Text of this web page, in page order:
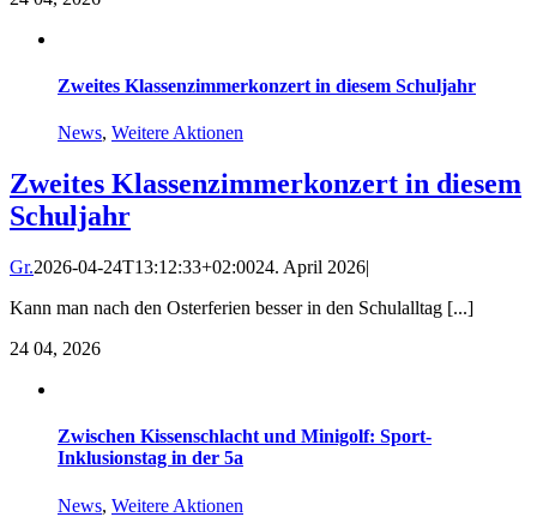
Zweites Klassenzimmerkonzert in diesem Schuljahr
News, Weitere Aktionen
Zweites Klassenzimmerkonzert in diesem
Schuljahr
Gr.2026-04-24T13:12:33+02:0024. April 2026|
Kann man nach den Osterferien besser in den Schulalltag [...]
24 04, 2026
Zwischen Kissenschlacht und Minigolf: Sport-
Inklusionstag in der 5a
News, Weitere Aktionen